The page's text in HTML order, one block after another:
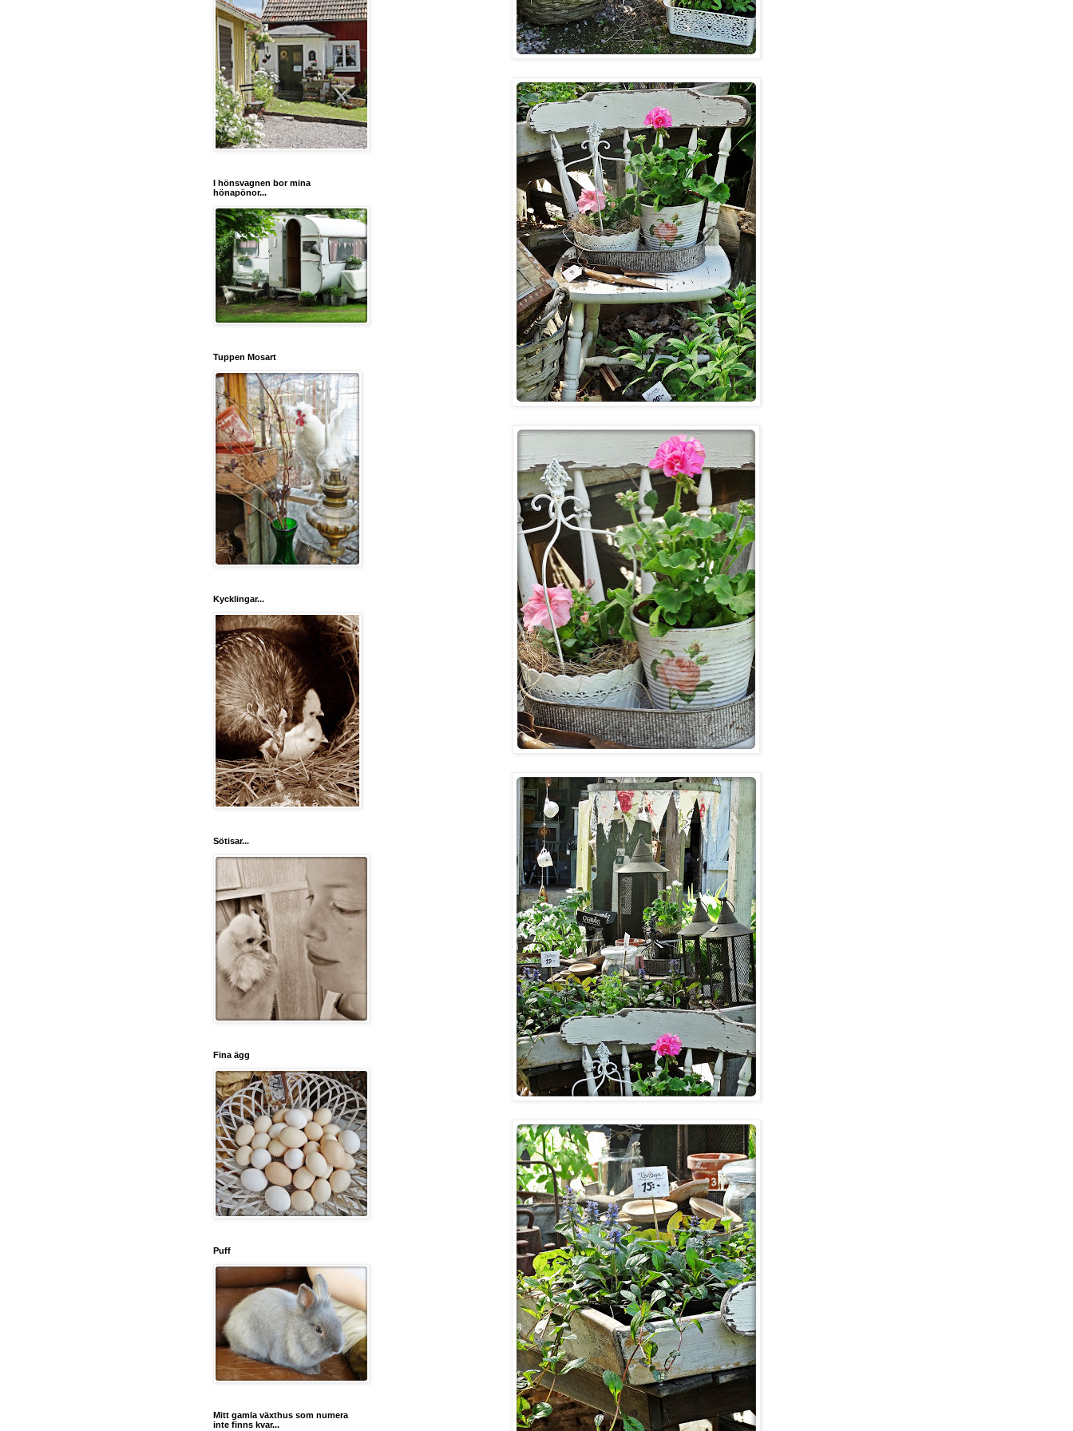
I hönsvagnen bor mina
hönapönor...
Tuppen Mosart
Kycklingar...
Sötisar...
Fina ägg
Puff
Mitt gamla växthus som numera
inte finns kvar...